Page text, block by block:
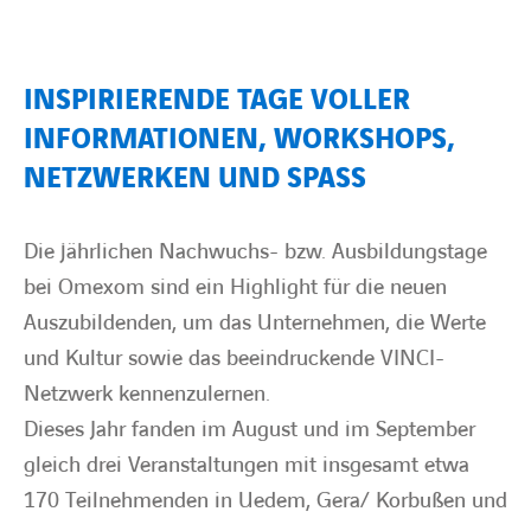
INSPIRIERENDE TAGE VOLLER
INFORMATIONEN, WORKSHOPS,
NETZWERKEN UND SPASS
Die jährlichen Nachwuchs- bzw. Ausbildungstage
bei Omexom sind ein Highlight für die neuen
Auszubildenden, um das Unternehmen, die Werte
und Kultur sowie das beeindruckende VINCI-
Netzwerk kennenzulernen.
Dieses Jahr fanden im August und im September
gleich drei Veranstaltungen mit insgesamt etwa
170 Teilnehmenden in Uedem, Gera/ Korbußen und